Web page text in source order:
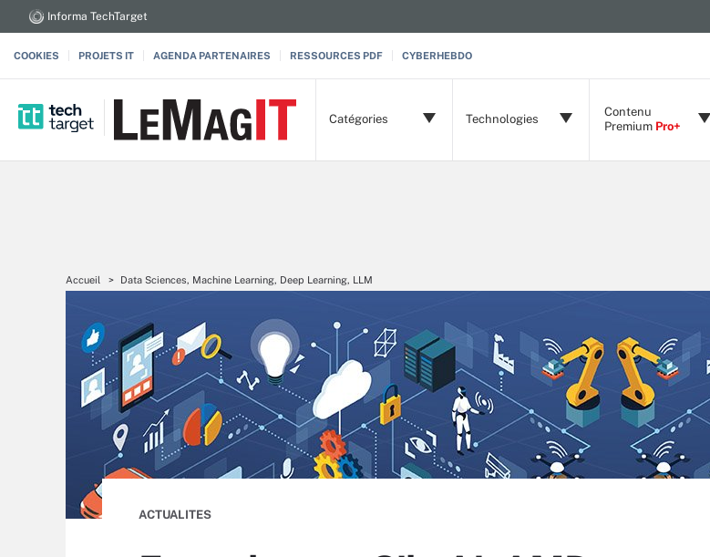
Informa TechTarget
COOKIES PROJETS IT AGENDA PARTENAIRES RESSOURCES PDF CYBERHEBDO
Catégories Technologies
Contenu
Premium Pro+
Accueil Data Sciences, Machine Learning, Deep Learning, LLM
ACTUALITES